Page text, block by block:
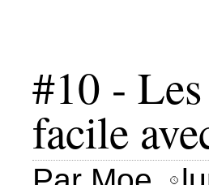
#10 -
facile